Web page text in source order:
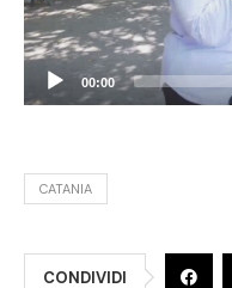
00:00
CATANIA
CONDIVIDI